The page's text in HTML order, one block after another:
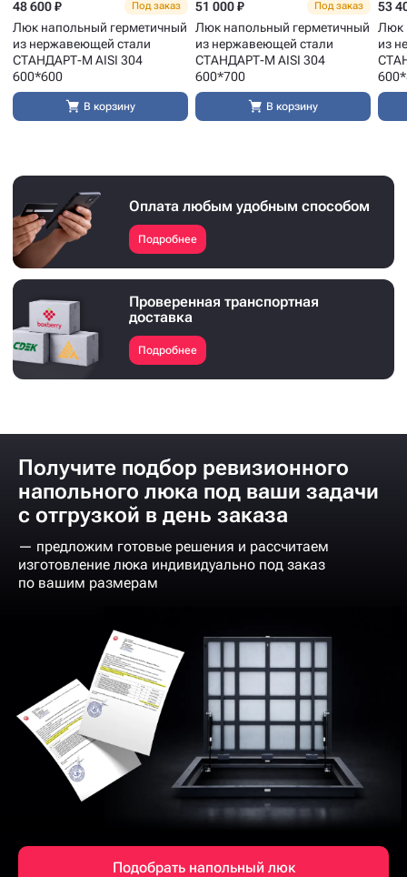
48 600 ₽ Под заказ
Люк напольный герметичный
из нержавеющей стали
СТАНДАРТ-М AISI 304
600*600
В корзину
51 000 ₽ Под заказ
Люк напольный герметичный
из нержавеющей стали
СТАНДАРТ-М AISI 304
600*700
В корзину
53
Люк
из
Оплата любым удобным способом
Подробнее
Проверенная транспортная
доставка
Подробнее
Получите подбор ревизионного
напольного люка под ваши задачи
с отгрузкой в день заказа
— предложим готовые решения и рассчитаем
изготовление люка индивидуально под заказ
по вашим размерам
Подобрать напольный люк